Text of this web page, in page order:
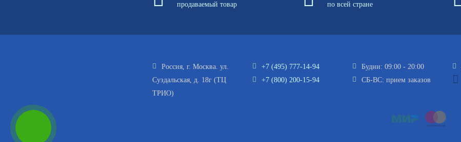
продаваемый товар
по всей стране
Россия, г. Москва. ул.
Суздальская, д. 18г (ТЦ
ТРИО)
+7 (495) 777-14-94
+7 (800) 200-15-94
Будни: 09:00 - 20:00
СБ-ВС: прием заказов